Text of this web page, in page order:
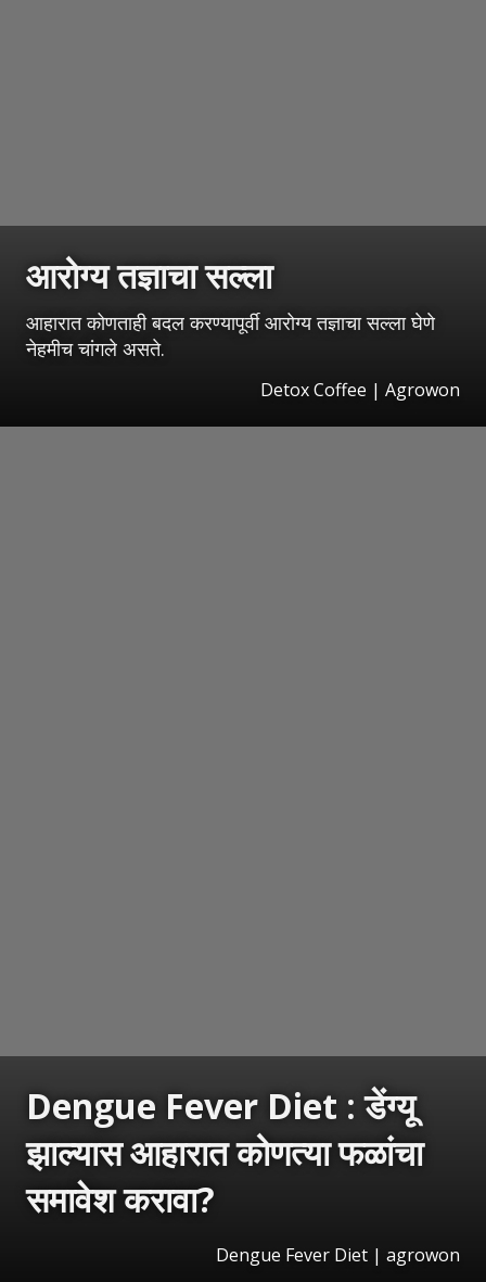
आरोग्य तज्ञाचा सल्ला
आहारात कोणताही बदल करण्यापूर्वी आरोग्य तज्ञाचा सल्ला घेणे
नेहमीच चांगले असते.
Detox Coffee | Agrowon
Dengue Fever Diet : डेंग्यू
झाल्यास आहारात कोणत्या फळांचा
समावेश करावा?
Dengue Fever Diet | agrowon